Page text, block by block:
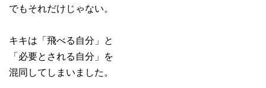
でもそれだけじゃない。
キキは「飛べる自分」と
「必要とされる自分」を
混同してしまいました。